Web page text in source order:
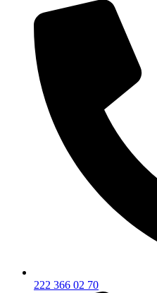
222 366 02 70